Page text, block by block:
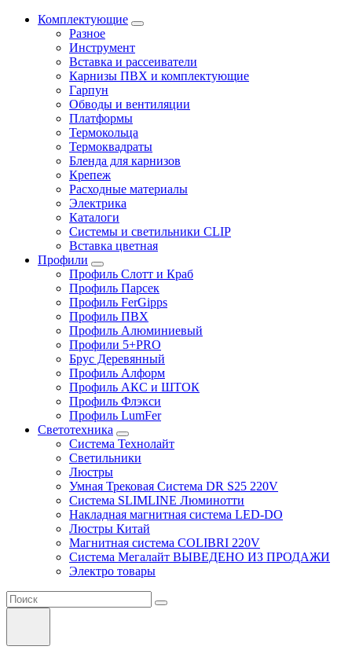
Комплектующие
Разное
Инструмент
Вставка и рассеиватели
Карнизы ПВХ и комплектующие
Гарпун
Обводы и вентиляции
Платформы
Термокольца
Термоквадраты
Бленда для карнизов
Крепеж
Расходные материалы
Электрика
Каталоги
Системы и светильники CLIP
Вставка цветная
Профили
Профиль Слотт и Краб
Профиль Парсек
Профиль FerGipps
Профиль ПВХ
Профиль Алюминиевый
Профили 5+PRO
Брус Деревянный
Профиль Алформ
Профиль АКС и ШТОК
Профиль Флэкси
Профиль LumFer
Светотехника
Система Технолайт
Светильники
Люстры
Умная Трековая Система DR S25 220V
Система SLIMLINE Люминотти
Накладная магнитная система LED-DO
Люстры Китай
Магнитная система COLIBRI 220V
Система Мегалайт ВЫВЕДЕНО ИЗ ПРОДАЖИ
Электро товары